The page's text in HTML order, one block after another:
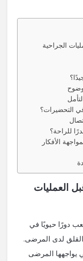
الجراحية
التحضيرات؟
للراحة؟
الأفكار
العمليات
دورًا حيويًا في
القلق لدى المرضى.
يواجهها المرضى